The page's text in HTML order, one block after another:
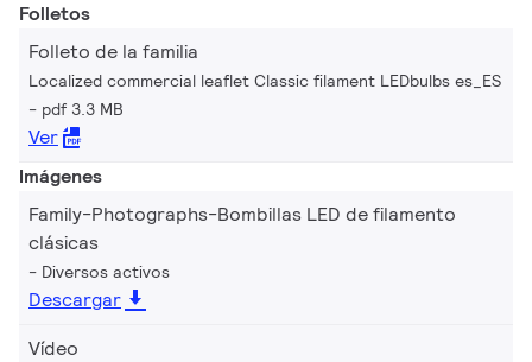
Folletos
Folleto de la familia
Localized commercial leaflet Classic filament LEDbulbs es_ES
pdf 3.3 MB
Ver
Imágenes
Family-Photographs-Bombillas LED de filamento
clásicas
Diversos activos
Descargar
Vídeo